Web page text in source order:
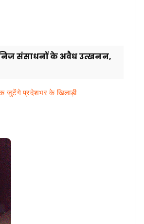
संसाधनों के अवैध उत्खनन,
जुटेंगे प्रदेशभर के खिलाड़ी